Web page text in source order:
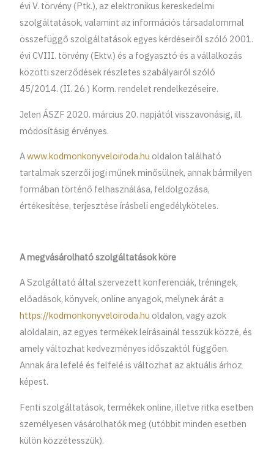
évi V. törvény (Ptk.), az elektronikus kereskedelmi
szolgáltatások, valamint az információs társadalommal
összefüggő szolgáltatások egyes kérdéseiről szóló 2001.
évi CVIII. törvény (Ektv.) és a fogyasztó és a vállalkozás
közötti szerződések részletes szabályairól szóló
45/2014. (II. 26.) Korm. rendelet rendelkezéseire.
Jelen ÁSZF 2020. március 20. napjától visszavonásig, ill.
módosításig érvényes.
Awww.kodmonkonyveloiroda.hu oldalon található
tartalmak szerzői jogi műnek minősülnek, annak bármilyen
formában történő felhasználása, feldolgozása,
értékesítése, terjesztése írásbeli engedélyköteles.
A megvásárolható szolgáltatások köre
A Szolgáltató által szervezett konferenciák, tréningek,
előadások, könyvek, online anyagok, melynek árát a
https://kodmonkonyveloiroda.hu oldalon, vagy azok
aloldalain, az egyes termékek leírásainál tesszük közzé, és
amely változhat kedvezményes időszaktól függően.
Annak ára lefelé és felfelé is változhat az aktuális árhoz
képest.
Fenti szolgáltatások, termékek online, illetve ritka esetben
személyesen vásárolhatók meg (utóbbit minden esetben
külön közzétesszük).